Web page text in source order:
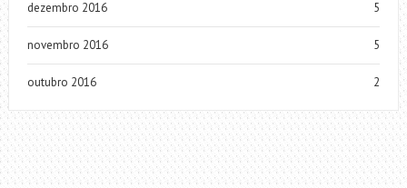
dezembro 2016 5
novembro 2016 5
outubro 2016 2